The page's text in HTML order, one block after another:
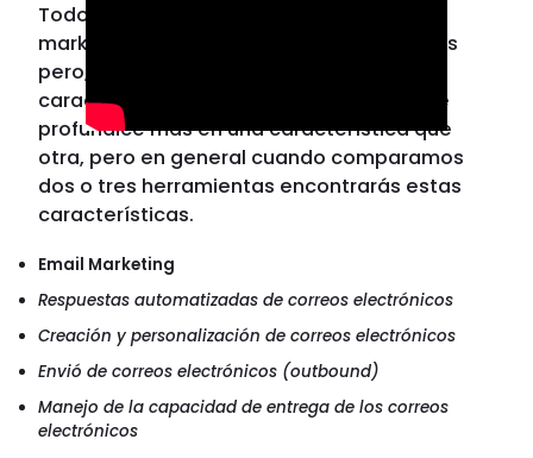
Todo software de automatización de
marketing tiene características diferentes
pero, la mayoría posee la mayoría de
características iguales. Puede que una se
profundice más en una característica que
otra, pero en general cuando comparamos
dos o tres herramientas encontrarás estas
características.
Email Marketing
Respuestas automatizadas de correos electrónicos
Creación y personalización de correos electrónicos
Envió de correos electrónicos (outbound)
Manejo de la capacidad de entrega de los correos
electrónicos